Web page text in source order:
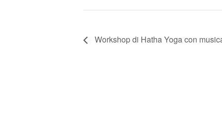
Workshop di Hatha Yoga con